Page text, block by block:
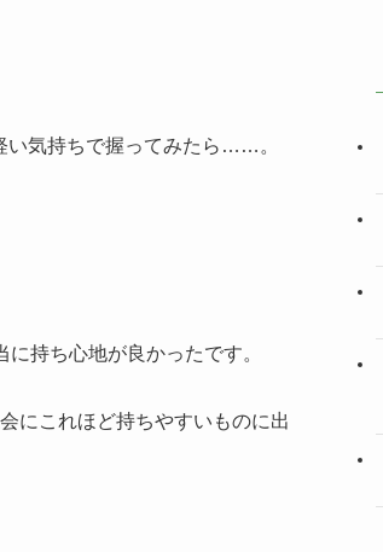
い気持ちで握ってみたら……。
持ち心地が良かったです。
にこれほど持ちやすいものに出